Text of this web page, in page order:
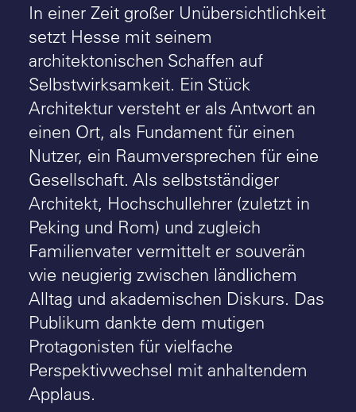
In einer Zeit großer Unübersichtlichkeit
setzt Hesse mit seinem
architektonischen Schaffen auf
Selbstwirksamkeit. Ein Stück
Architektur versteht er als Antwort an
einen Ort, als Fundament für einen
Nutzer, ein Raumversprechen für eine
Gesellschaft. Als selbstständiger
Architekt, Hochschullehrer (zuletzt in
Peking und Rom) und zugleich
Familienvater vermittelt er souverän
wie neugierig zwischen ländlichem
Alltag und akademischen Diskurs. Das
Publikum dankte dem mutigen
Protagonisten für vielfache
Perspektivwechsel mit anhaltendem
Applaus.